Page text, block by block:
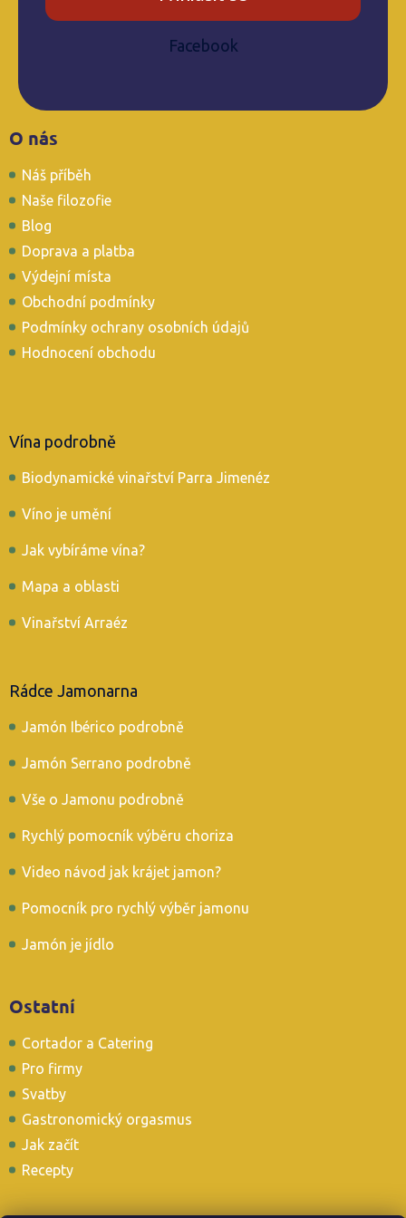
s
u
Facebook
O nás
Náš příběh
Naše filozofie
Blog
Doprava a platba
Výdejní místa
Obchodní podmínky
Podmínky ochrany osobních údajů
Hodnocení obchodu
Vína podrobně
Biodynamické vinařství Parra Jimenéz
Víno je umění
Jak vybíráme vína?
Mapa a oblasti
Vinařství Arraéz
Rádce Jamonarna
Jamón Ibérico podrobně
Jamón Serrano podrobně
Vše o Jamonu podrobně
Rychlý pomocník výběru choriza
Video návod jak krájet jamon?
Pomocník pro rychlý výběr jamonu
Jamón je jídlo
Ostatní
Cortador a Catering
Pro firmy
Svatby
Gastronomický orgasmus
Jak začít
Recepty